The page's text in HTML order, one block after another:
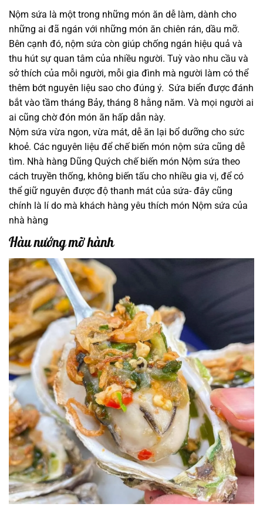
Nộm sứa là một trong những món ăn dễ làm, dành cho
những ai đã ngán với những món ăn chiên rán, dầu mỡ.
Bên cạnh đó, nộm sứa còn giúp chống ngán hiệu quả và
thu hút sự quan tâm của nhiều người. Tuỳ vào nhu cầu và
sở thích của mỗi người, mỗi gia đình mà người làm có thể
thêm bớt nguyên liệu sao cho đúng ý. Sứa biển được đánh
bắt vào tầm tháng Bảy, tháng 8 hằng năm. Và mọi người ai
ai cũng chờ đón món ăn hấp dẫn này.
Nộm sứa vừa ngon, vừa mát, dễ ăn lại bổ dưỡng cho sức
khoẻ. Các nguyên liệu để chế biến món nộm sứa cũng dễ
tìm. Nhà hàng Dũng Quých chế biến món Nộm sứa theo
cách truyền thống, không biến tấu cho nhiều gia vị, để có
thể giữ nguyên được độ thanh mát của sứa- đây cũng
chính là lí do mà khách hàng yêu thích món Nộm sứa của
nhà hàng
Hàu nướng mỡ hành